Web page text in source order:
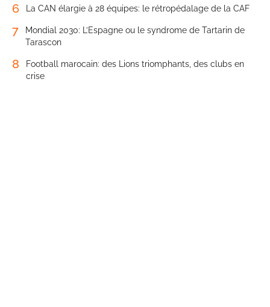
6 La CAN élargie à 28 équipes: le rétropédalage de la CAF
7
Mondial 2030: L’Espagne ou le syndrome de Tartarin de
Tarascon
8
Football marocain: des Lions triomphants, des clubs en
crise